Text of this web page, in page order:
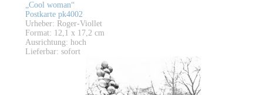
„Cool woman“
Postkarte pk4002
Urheber: Roger-Viollet
Format: 12,1 x 17,2 cm
Ausrichtung: hoch
Lieferbar: sofort